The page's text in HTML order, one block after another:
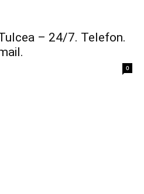
– 24/7. Telefon.
0